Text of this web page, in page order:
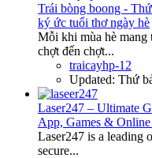
Trái bòng boong -
ký ức tuổi thơ ngày hè
Mỗi khi mùa hè mang
chợt đến chợt...
traicayhp-12
Updated: Thứ
Laser247 – Ultimate
App, Games &
Laser247 is a leading
secure...